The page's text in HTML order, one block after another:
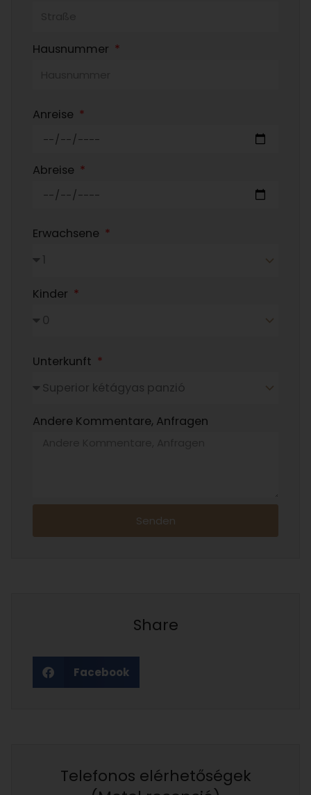
Hausnummer
Anreise
Abreise
Erwachsene
Kinder
Unterkunft
Andere Kommentare, Anfragen
Senden
Share
Facebook
Telefonos elérhetőségek